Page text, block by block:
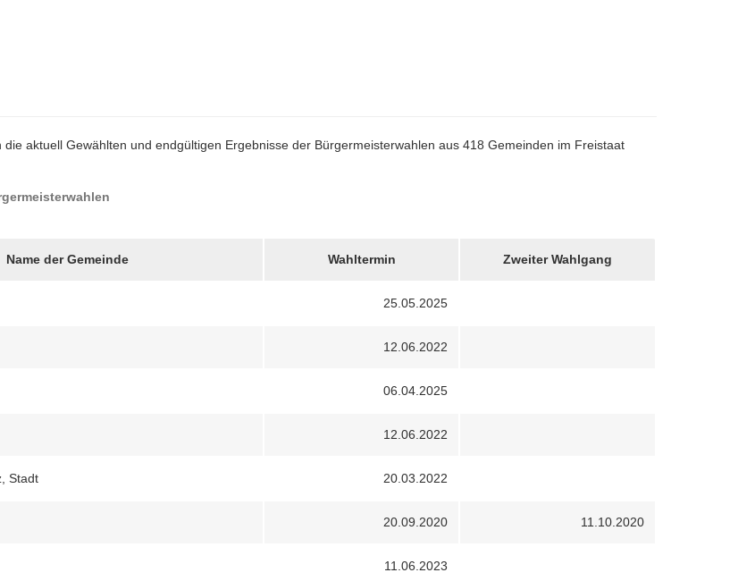
die aktuell Gewählten und endgültigen Ergebnisse der Bürgermeisterwahlen aus 418 Gemeinden im Freistaat
Name der Gemeinde Wahltermin Zweiter Wahlgang
25.05.2025
12.06.2022
06.04.2025
12.06.2022
Stadt 20.03.2022
20.09.2020 11.10.2020
11.06.2023